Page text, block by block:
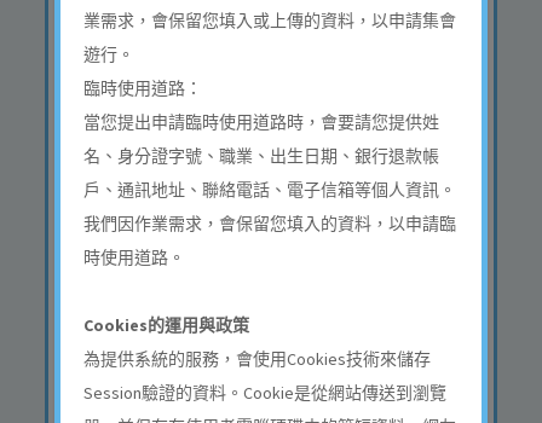
申請類型
地點
士東路１０１巷２號 自門
申請類型
地點
大安區延吉街２２８巷１
申請類型
牌號至門牌號,士林區和豐
業需求，會保留您填入或上傳的資料，以申請集會
遊行。
臨時使用道路：
當您提出申請臨時使用道路時，會要請您提供姓
名、身分證字號、職業、出生日期、銀行退款帳
戶、通訊地址、聯絡電話、電子信箱等個人資訊。
我們因作業需求，會保留您填入的資料，以申請臨
時使用道路。
Cookies的運用與政策
為提供系統的服務，會使用Cookies技術來儲存
Session驗證的資料。Cookie是從網站傳送到瀏覽